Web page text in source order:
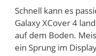
Schnell kann es
Galaxy XCover 4
auf dem Boden.
ein Sprung im